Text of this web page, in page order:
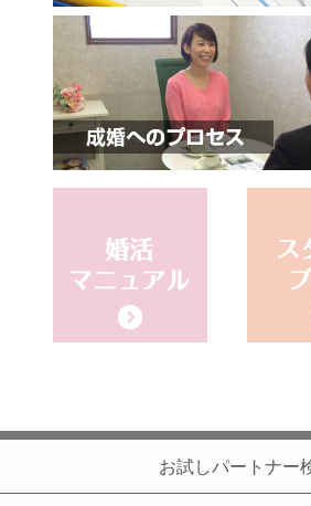
お試しパートナー